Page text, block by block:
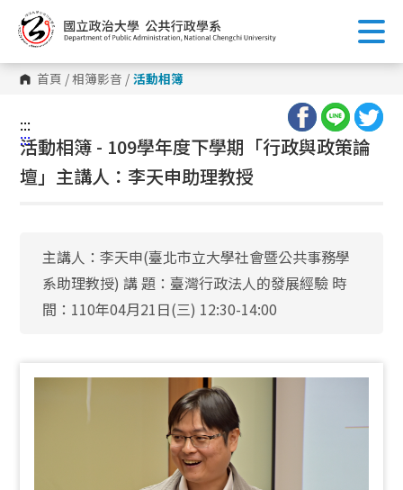
到
主
內
容 首頁 /相簿影音 / 活動相簿
:::
:::
活動相簿 - 109學年度下學期「行政與政策論
壇」主講人：李天申助理教授
主講人：李天申(臺北市立大學社會暨公共事務學
系助理教授) 講 題：臺灣行政法人的發展經驗 時
間：110年04月21日(三) 12:30-14:00